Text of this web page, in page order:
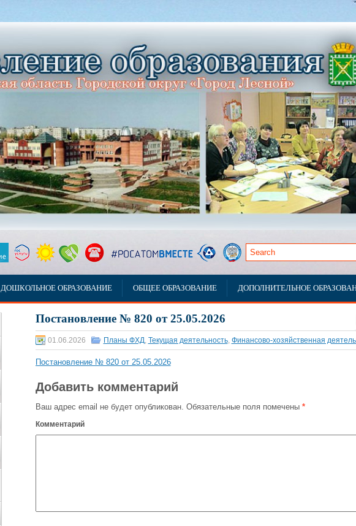
ДОШКОЛЬНОЕ ОБРАЗОВАНИЕ ОБЩЕЕ ОБРАЗОВАНИЕ ДОПОЛНИТЕЛЬНОЕ
Постановление № 820 от 25.05.2026
01.06.2026 Планы ФХД, Текущая деятельность, Финансово-хозяйственная
Постановление № 820 от 25.05.2026
Добавить комментарий
Ваш адрес email не будет опубликован. Обязательные поля помечены *
Комментарий